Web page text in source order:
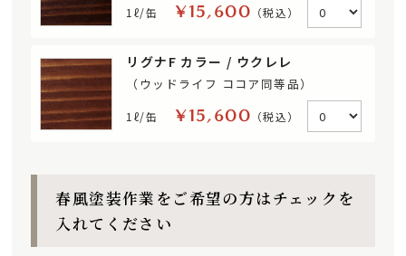
1ℓ/缶 ¥15,600 （税込）
リグナF カラー / ウクレレ
（ウッドライフ ココア同等品）
1ℓ/缶 ¥15,600 （税込）
春風塗装作業をご希望の方はチェックを
入れてください